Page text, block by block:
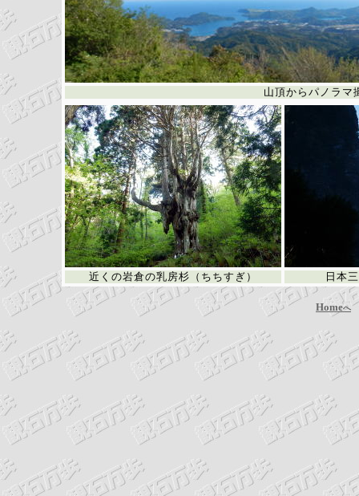
山頂からパノラマ
近くの岩倉の乳房杉（ちちすぎ） 日本
Homeへ